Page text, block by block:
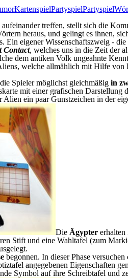
KartenspielPartyspielPartyspiel
treffen, stellt sich die
heraus, und gelingt es ihnen,
Ein eigener Wissenschaftszweig -
Contact, welches uns in die Zeit der
dem antiken Volk ungeahnte
welche allmählich mit Hilfe
Spieler möglichst gleichmäßig in
mit einer grafischen
ein paar Gunstzeichen in der
Die Ägypter erhalten
Stift und eine Wahltafel (zum
begonnen. In dieser Phase
angegebenen Eigenschaften
Symbol auf ihre Schreibtafel und